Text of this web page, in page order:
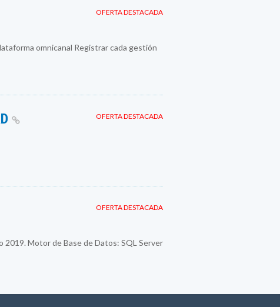
OFERTA DESTACADA
omnicanal Registrar cada gestión
OFERTA DESTACADA
OFERTA DESTACADA
Motor de Base de Datos: SQL Server